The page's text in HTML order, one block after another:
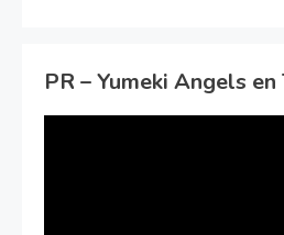
PR – Yumeki Angels en